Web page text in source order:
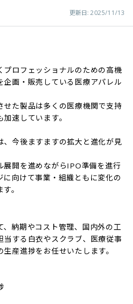
更新日: 2025/11/13
プロフェッショナルのための高機
企画・販売している医療アパレル
せた製品は多くの医療機関で支持
速しています。
、今後ますますの拡大と進化が見
展開を進めながらIPO準備を進行
に向けて事業・組織ともに変化の
、納期やコスト管理、国内外の工
当する白衣やスクラブ、医療従事
産進捗をお任せいたします。